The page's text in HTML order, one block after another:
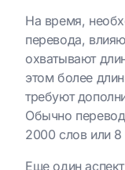
На время,
перевода,
охватывают
этом более
требуют
Обычно
2000 слов или 8
Еще один